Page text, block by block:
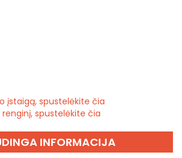
įstaigą, spustelėkite čia
spustelėkite čia
INFORMACIJA